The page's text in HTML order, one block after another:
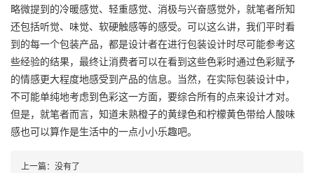
略微提到的冷暖感觉、轻重感觉、消极与兴奋感觉外，就笔者所知
还包括听觉、味觉、软硬触感等的感受。可以这么讲，我们平时看
到的每一个包装产品，都是设计者在进行包装设计时尽可能参考这
些经验的结果，最终让消费者可以在看到这些色彩时通过色彩赋予
的情感更大程度地感受到产品的信息。当然，在实际包装设计中，
不可能单纯地考虑到色彩这一方面，要综合所有的点来设计才对。
但是，就笔者而言，知道未熟橙子的黄绿色和柠檬黄色带给人酸味
感也可以算作是生活中的一点小小乐趣吧。
上一篇：没有了